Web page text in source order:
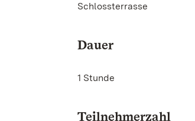
Schlossterrasse
Dauer
1 Stunde
Teilnehmerzahl